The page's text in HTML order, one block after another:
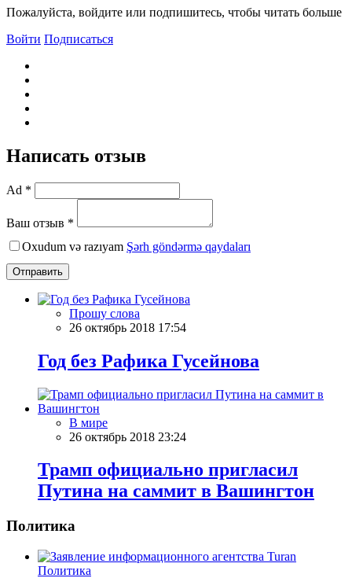
Пожалуйста, войдите или подпишитесь, чтобы читать больше
Войти Подписаться
Написать отзыв
Ad *
Ваш отзыв *
Oxudum və razıyam Şərh göndərmə qaydaları
Отправить
Прошу слова
26 октябрь 2018 17:54
Год без Рафика Гусейнова
В мире
26 октябрь 2018 23:24
Трамп официально пригласил
Путина на саммит в Вашингтон
Политика
Политика